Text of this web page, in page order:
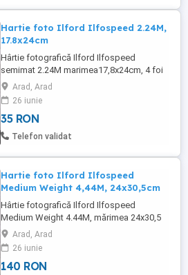
Hartie foto Ilford Ilfospeed 2.24M,
17.8x24cm
Hârtie fotografică Ilford Ilfospeed
semimat 2.24M marimea17,8x24cm, 4 foi
Arad, Arad
26 iunie
35 RON
Telefon validat
Hartie foto Ilford Ilfospeed
Medium Weight 4,44M, 24x30,5cm
Hârtie fotografică Ilford Ilfospeed
Medium Weight 4.44M, mărimea 24x30,5
cm Arad, Arad
26 iunie
140 RON